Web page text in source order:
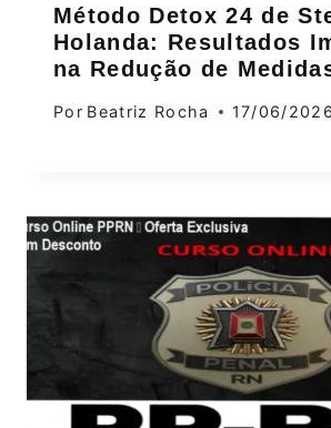
Método Detox 24 de
Holanda: Resultados
na Redução de
Por Beatriz Rocha 17/06/2026